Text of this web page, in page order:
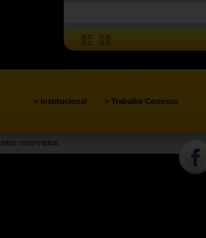
» Institucional » Trabalhe Conosco
reservados.